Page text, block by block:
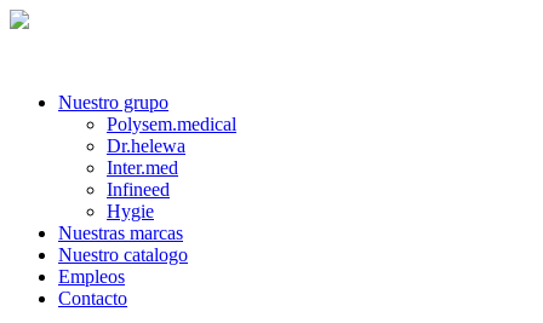
Nuestro grupo
Polysem.medical
Dr.helewa
Inter.med
Infineed
Hygie
Nuestras marcas
Nuestro catalogo
Empleos
Contacto